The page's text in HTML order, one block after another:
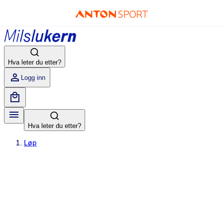
Hva leter du etter?
Logg inn
Hva leter du etter?
Løp